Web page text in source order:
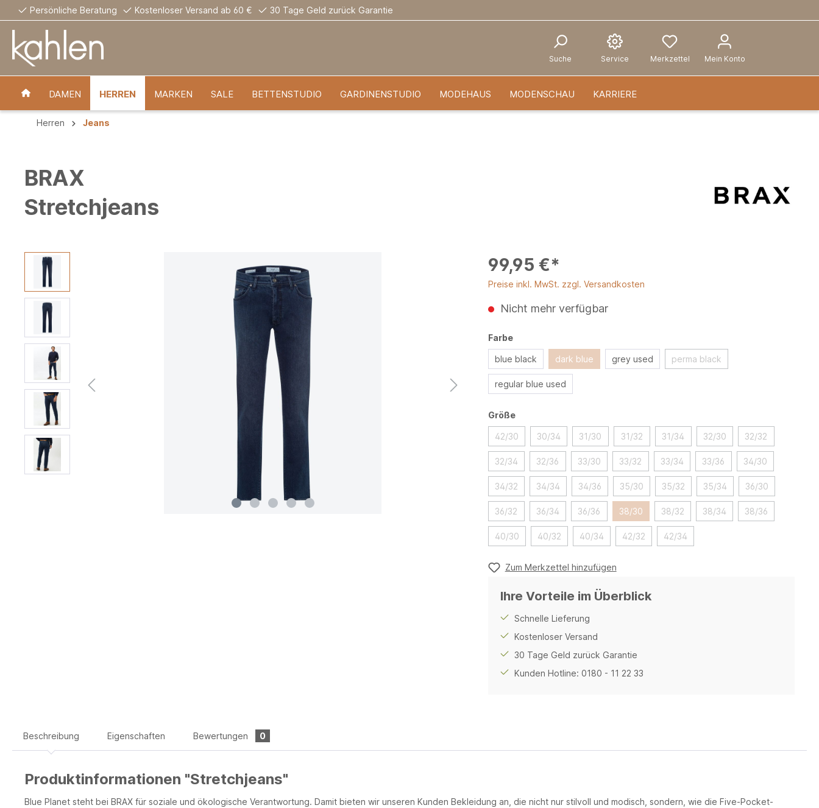
Persönliche Beratung Kostenloser Versand ab 60 € 30 Tage Geld zurück Garantie
Suche Service Merkzettel Mein Konto
DAMEN HERREN MARKEN SALE BETTENSTUDIO GARDINENSTUDIO MODEHAUS MODENSCHAU KARRIERE
Herren Jeans
BRAX
Stretchjeans
99,95 €*
Preise inkl. MwSt. zzgl. Versandkosten
Nicht mehr verfügbar
Farbe
blue black dark blue grey used perma black
regular blue used
Größe
42/30 30/34 31/30 31/32 31/34 32/30 32/32
32/34 32/36 33/30 33/32 33/34 33/36 34/30
34/32 34/34 34/36 35/30 35/32 35/34 36/30
36/32 36/34 36/36 38/30 38/32 38/34 38/36
40/30 40/32 40/34 42/32 42/34
Zum Merkzettel hinzufügen
Ihre Vorteile im Überblick
Schnelle Lieferung
Kostenloser Versand
30 Tage Geld zurück Garantie
Kunden Hotline: 0180 - 11 22 33
Beschreibung Eigenschaften Bewertungen 0
Produktinformationen "Stretchjeans"
Blue Planet steht bei BRAX für soziale und ökologische Verantwortung. Damit bieten wir unseren Kunden Bekleidung an, die nicht nur stilvoll und modisch, sondern, wie die Five-Pocket-